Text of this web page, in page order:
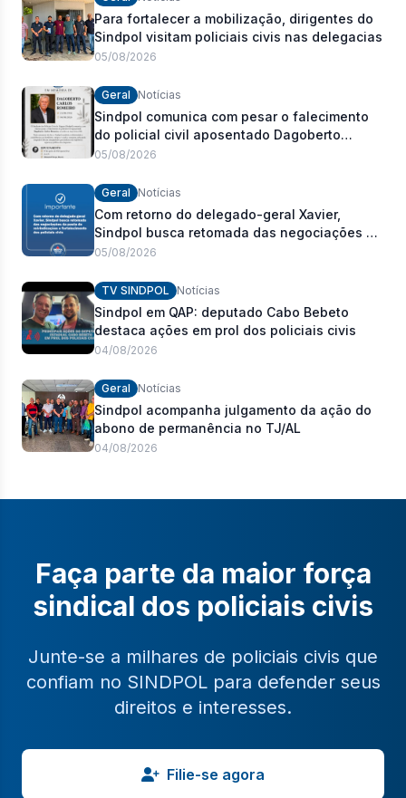
Para fortalecer a mobilização, dirigentes do
Sindpol visitam policiais civis nas delegacias
05/08/2026
Geral Notícias
Sindpol comunica com pesar o falecimento
do policial civil aposentado Dagoberto
Carlos Romeiro
05/08/2026
Geral Notícias
Com retorno do delegado-geral Xavier,
Sindpol busca retomada das negociações da
pauta de reivindicações e fortalecimento dos
05/08/2026
TV SINDPOL Notícias
Sindpol em QAP: deputado Cabo Bebeto
destaca ações em prol dos policiais civis
04/08/2026
Geral Notícias
Sindpol acompanha julgamento da ação do
abono de permanência no TJ/AL
04/08/2026
Faça parte da maior força
sindical dos policiais civis
Junte-se a milhares de policiais civis que
confiam no SINDPOL para defender seus
direitos e interesses.
Filie-se agora